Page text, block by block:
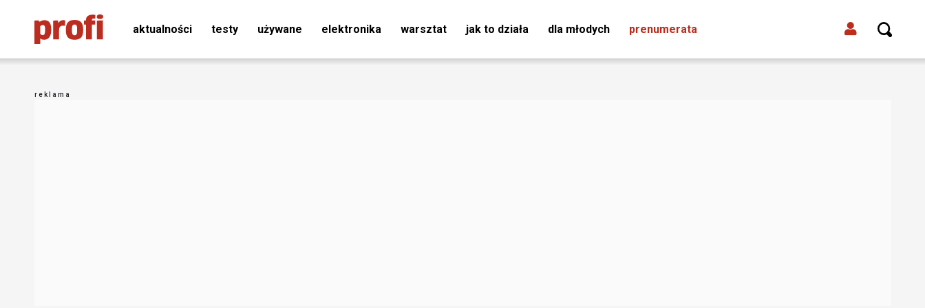
aktualności testy używane elektronika warsztat jak to działa dla młodych prenumerata